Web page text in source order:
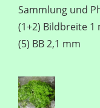
Sammlung und
(1+2) Bildbreite 1
(5) BB 2,1 mm